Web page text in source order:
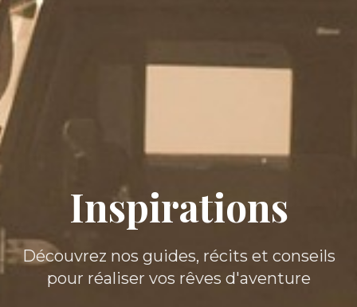
Inspirations
Découvrez nos guides, récits et conseils
pour réaliser vos rêves d'aventure